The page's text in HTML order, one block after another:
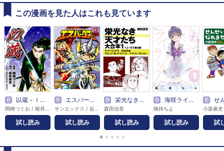
この漫画を見た人はこれも見ています
巻 以蔵－ＩＺＯＵ－
試し読み
巻 エスパークス スタンダード・エディション
試し読み
巻 栄光なき天才たち 大合本
森田信吾
試し読み
巻 海咲ライラック
険持ちよ
試し読み
巻 せんせ
小坂俊史
試
● ● ● ● ●